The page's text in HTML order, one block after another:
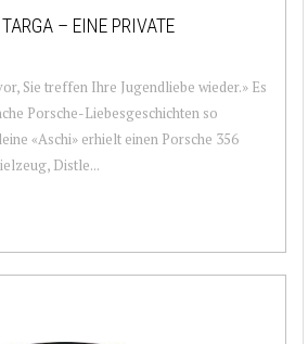
– EINE PRIVATE
Sie treffen Ihre Jugendliebe wieder.» Es
Porsche-Liebesgeschichten so
«Aschi» erhielt einen Porsche 356
Distle...